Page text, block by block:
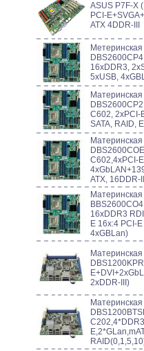
ASUS P7F-X
PCI-
ATX 4DDR-III
16xDDR3,
5xUSB,
C602, 2xPCI-
SATA, RAID,
C602,4xPCI-
ATX, 16DDR-
16xDDR3
E 16x:4 PCI-
4xGBLan)
2xDDR-III)